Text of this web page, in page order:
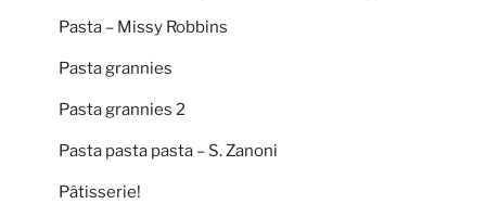
Pasta – Missy Robbins
Pasta grannies
Pasta grannies 2
Pasta pasta pasta – S. Zanoni
Pâtisserie!